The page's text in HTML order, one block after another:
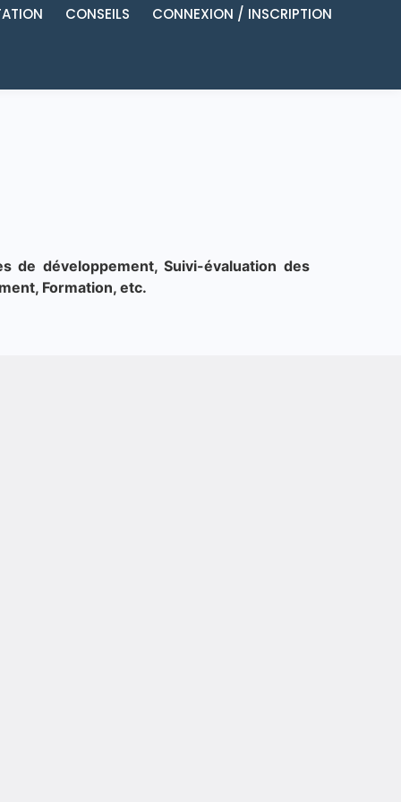
CONSEILS CONNEXION / INSCRIPTION
de développement, Suivi-évaluation des
Formation, etc.